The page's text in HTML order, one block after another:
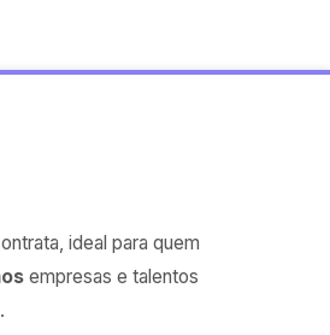
ideal para quem
empresas e talentos
.